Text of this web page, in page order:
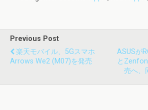
Previous Post
楽天モバイル、5Gスマホ
Arrows We2 (M07)を発売
ASUSが
と
売へ、